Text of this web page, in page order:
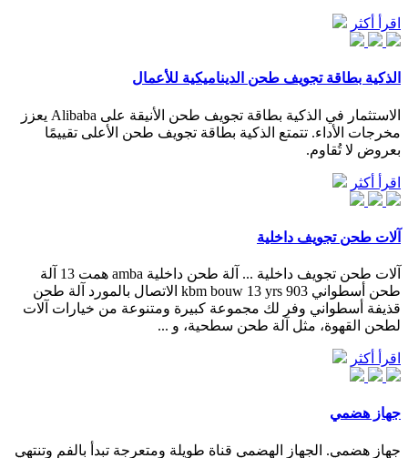
اقرأ أكثر
الذكية بطاقة تجويف طحن الديناميكية للأعمال
الاستثمار في الذكية بطاقة تجويف طحن الأنيقة على Alibaba يعزز
مخرجات الأداء. تتمتع الذكية بطاقة تجويف طحن الأعلى تقييمًا
بعروض لا تُقاوم.
اقرأ أكثر
آلات طحن تجويف داخلية
آلات طحن تجويف داخلية ... آلة طحن داخلية amba همت 13 آلة
طحن أسطواني kbm bouw 13 yrs 903 الاتصال بالمورد آلة طحن
قذيفة أسطواني وفر لك مجموعة كبيرة ومتنوعة من خيارات آلات
لطحن القهوة، مثل آلة طحن سطحية، و ...
اقرأ أكثر
جهاز هضمي
جهاز هضمي. الجهاز الهضمي قناة طويلة ومتعرجة تبدأ بالفم وتنتهي